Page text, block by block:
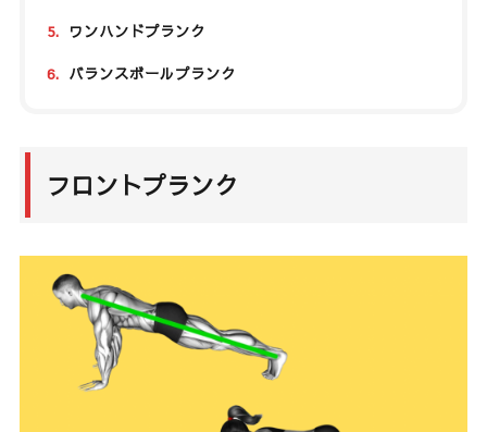
5. ワンハンドプランク
6. バランスボールプランク
フロントプランク